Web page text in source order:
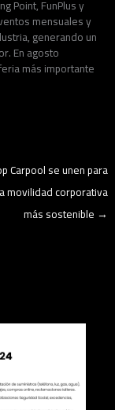
Point, FunPlus y
mensuales y
generando un
En agosto
más importante
Carpool se unen para
movilidad corporativa
más sostenible →